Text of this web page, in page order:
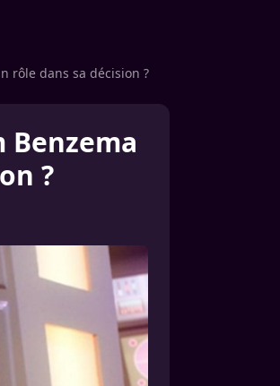
rôle dans sa décision ?
Benzema
?